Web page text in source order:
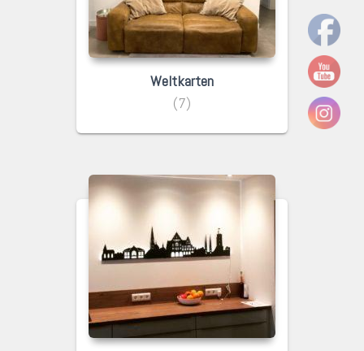
Weltkarten
(7)